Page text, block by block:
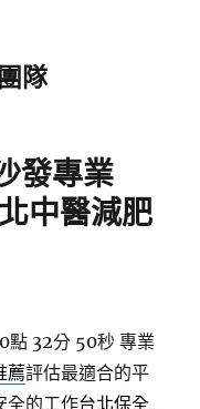
隊
發專業
中醫減肥
點 32分 50秒專業
薦評估最適合的平
全的工作台北保全